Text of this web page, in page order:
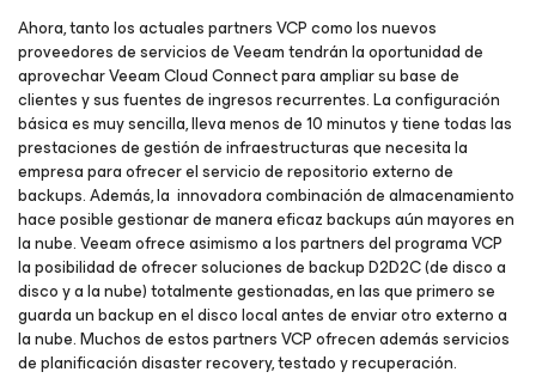
Ahora, tanto los actuales partners VCP como los nuevos
proveedores de servicios de Veeam tendrán la oportunidad de
aprovechar Veeam Cloud Connect para ampliar su base de
clientes y sus fuentes de ingresos recurrentes. La configuración
básica es muy sencilla, lleva menos de 10 minutos y tiene todas las
prestaciones de gestión de infraestructuras que necesita la
empresa para ofrecer el servicio de repositorio externo de
backups. Además, la innovadora combinación de almacenamiento
hace posible gestionar de manera eficaz backups aún mayores en
la nube. Veeam ofrece asimismo a los partners del programa VCP
la posibilidad de ofrecer soluciones de backup D2D2C (de disco a
disco y a la nube) totalmente gestionadas, en las que primero se
guarda un backup en el disco local antes de enviar otro externo a
la nube. Muchos de estos partners VCP ofrecen además servicios
de planificación disaster recovery, testado y recuperación.